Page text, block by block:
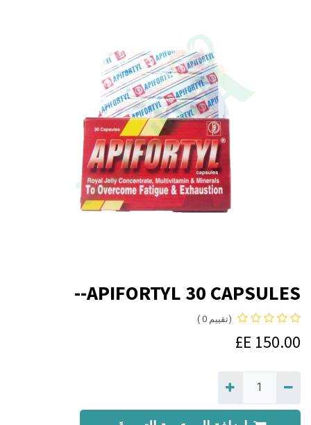
APIFORTYL 30 CAPSULES--
(تقييم 0 )
150.00